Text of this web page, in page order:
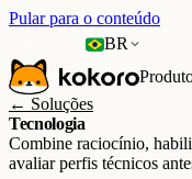
Pular para o conteúdo
BR
← Soluções
Tecnologia
Combine raciocínio,
avaliar perfis técnicos